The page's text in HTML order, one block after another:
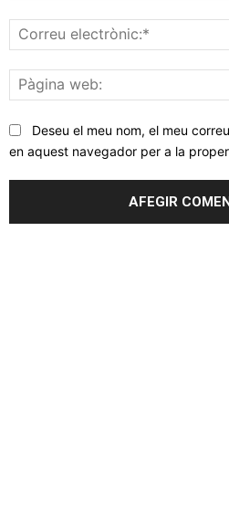
Deseu el meu nom, el meu
en aquest navegador per a la